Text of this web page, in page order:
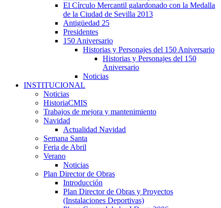
El Círculo Mercantil galardonado con la Medalla
de la Ciudad de Sevilla 2013
Antigüedad 25
Presidentes
150 Aniversario
Historias y Personajes del 150 Aniversario
Historias y Personajes del 150
Aniversario
Noticias
INSTITUCIONAL
Noticias
HistoriaCMIS
Trabajos de mejora y mantenimiento
Navidad
Actualidad Navidad
Semana Santa
Feria de Abril
Verano
Noticias
Plan Director de Obras
Introducción
Plan Director de Obras y Proyectos
(Instalaciones Deportivas)